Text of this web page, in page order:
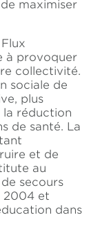
maximiser
à provoquer
collectivité.
sociale de
plus
réduction
de santé. La
et de
au
secours
2004 et
dans